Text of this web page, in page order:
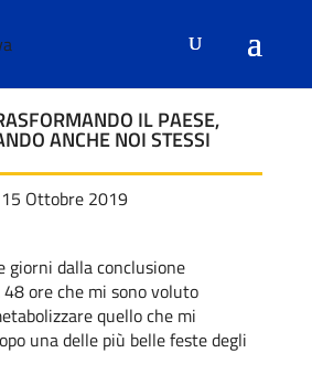
IL PAESE,
ANCHE NOI STESSI
15 Ottobre 2019
giorni dalla conclusione
48 ore che mi sono voluto
quello che mi
una delle più belle feste degli